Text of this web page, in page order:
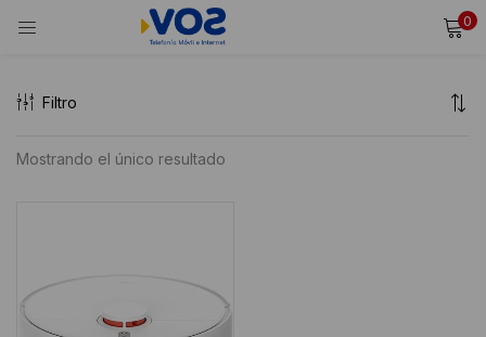
0
INICIAR SESIÓN
Ingresa tu usuario y contraseña para iniciar sesión.
¿Olvidaste tu contraseña?
Filtro
Mostrando el único resultado